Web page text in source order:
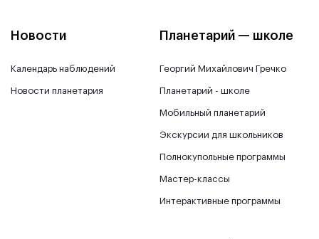
Новости
Календарь наблюдений
Новости планетария
Планетарий — школе
Георгий Михайлович Гречко
Планетарий - школе
Мобильный планетарий
Экскурсии для школьников
Полнокупольные программы
Мастер-классы
Интерактивные программы